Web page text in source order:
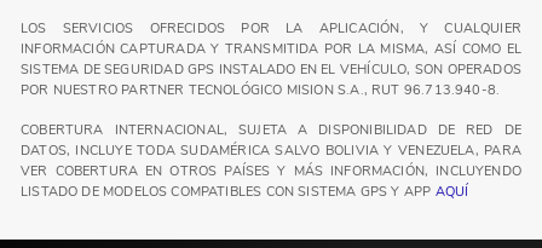
LOS SERVICIOS OFRECIDOS POR LA APLICACIÓN, Y CUALQUIER
INFORMACIÓN CAPTURADA Y TRANSMITIDA POR LA MISMA, ASÍ COMO EL
SISTEMA DE SEGURIDAD GPS INSTALADO EN EL VEHÍCULO, SON OPERADOS
POR NUESTRO PARTNER TECNOLÓGICO MISION S.A., RUT 96.713.940-8.
COBERTURA INTERNACIONAL, SUJETA A DISPONIBILIDAD DE RED DE
DATOS, INCLUYE TODA SUDAMÉRICA SALVO BOLIVIA Y VENEZUELA, PARA
VER COBERTURA EN OTROS PAÍSES Y MÁS INFORMACIÓN, INCLUYENDO
LISTADO DE MODELOS COMPATIBLES CON SISTEMA GPS Y APP AQUÍ